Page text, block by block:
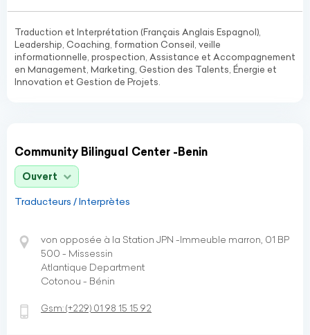
Traduction et Interprétation (Français Anglais Espagnol),
Leadership, Coaching, formation Conseil, veille
informationnelle, prospection, Assistance et Accompagnement
en Management, Marketing, Gestion des Talents, Énergie et
Innovation et Gestion de Projets.
Community Bilingual Center -Benin
Ouvert
Traducteurs / Interprètes
von opposée à la Station JPN -Immeuble marron, 01 BP
500 - Missessin
Atlantique Department
Cotonou - Bénin
Gsm:(+229) 01 98 15 15 92